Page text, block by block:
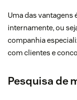
Uma das vantagens
internamente, ou
companhia
com clientes e
Pesquisa de